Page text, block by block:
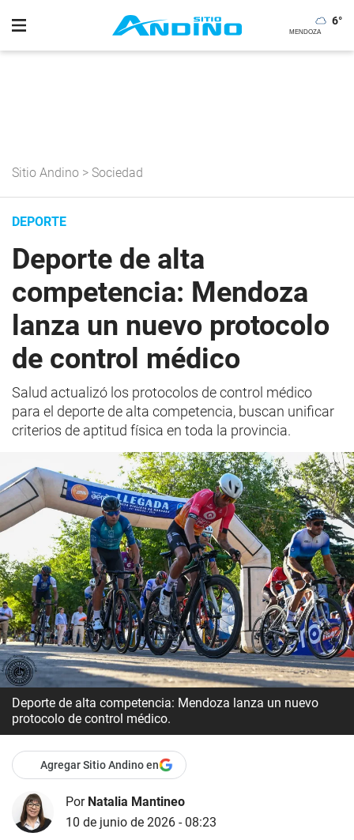
6°
Sitio Andino > Sociedad
DEPORTE
Deporte de alta
competencia: Mendoza
lanza un nuevo protocolo
de control médico
Salud actualizó los protocolos de control médico
para el deporte de alta competencia, buscan unificar
criterios de aptitud física en toda la provincia.
Deporte de alta competencia: Mendoza lanza un nuevo
protocolo de control médico.
Agregar Sitio Andino en
Por Natalia Mantineo
10 de junio de 2026 - 08:23